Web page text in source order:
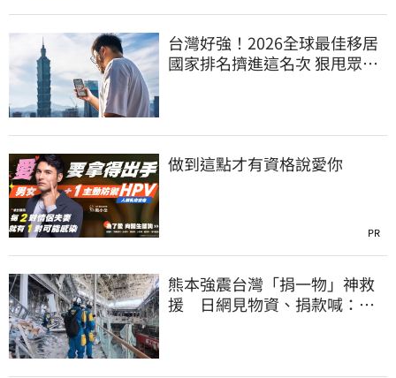
台灣好強！2026全球最佳移居
國家排名擠進這名次 狠甩眾多
做到這點才有資格說愛你
PR
熊本強震台灣「捐一物」神救
援 日網見物資、捐款喊：比